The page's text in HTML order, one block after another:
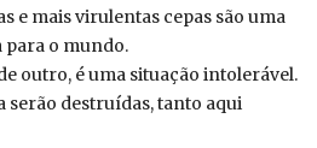
e mais virulentas cepas são uma
para o mundo.
outro, é uma situação intolerável.
serão destruídas, tanto aqui